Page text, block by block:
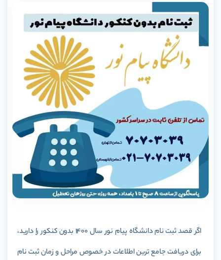
اگر قصد ثبت نام دانشگاه پیام نور سال 1400 بدون کنکور را دارید،
برای دریافت جامع ترین اطلاعات در خصوص مراحل و زمان ثبت نام